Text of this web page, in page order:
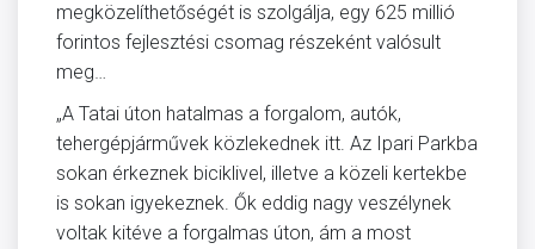
megközelíthetőségét is szolgálja, egy 625 millió
forintos fejlesztési csomag részeként valósult
meg…
„A Tatai úton hatalmas a forgalom, autók,
tehergépjárművek közlekednek itt. Az Ipari Parkba
sokan érkeznek biciklivel, illetve a közeli kertekbe
is sokan igyekeznek. Ők eddig nagy veszélynek
voltak kitéve a forgalmas úton, ám a most